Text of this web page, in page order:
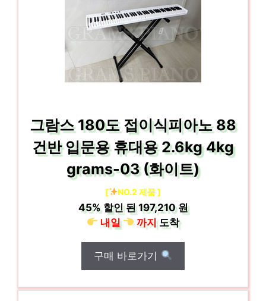
그람스 180도 접이식피아노 88
건반 입문용 휴대용 2.6kg 4kg
grams-03 (화이트)
[ NO.2 제품 ]
45%할인 된197,210 원
내일
까지도착
구매 바로가기